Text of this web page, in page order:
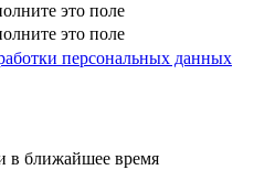
это поле
это поле
персональных данных
в ближайшее время